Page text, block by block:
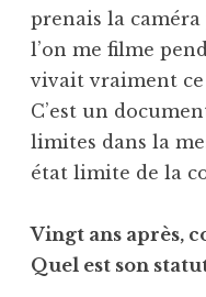
prenais la
l’on me filme
vivait vraiment ce
C’est un
limites dans la
état limite de la
Vingt ans après,
Quel est son